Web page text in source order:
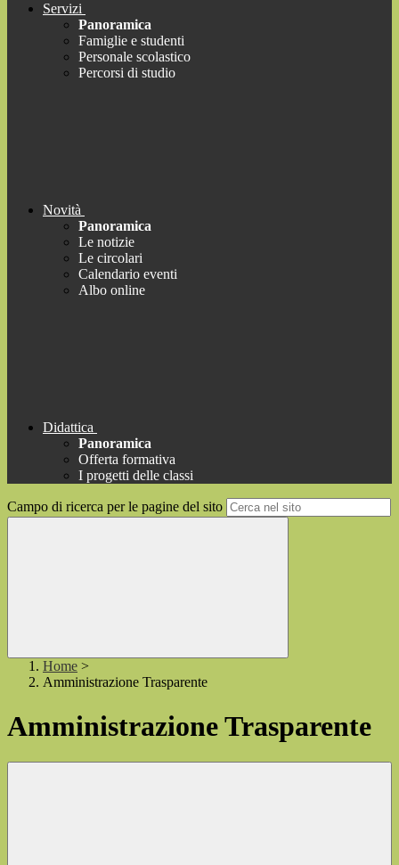
Servizi
Panoramica
Famiglie e studenti
Personale scolastico
Percorsi di studio
Novità
Panoramica
Le notizie
Le circolari
Calendario eventi
Albo online
Didattica
Panoramica
Offerta formativa
I progetti delle classi
Campo di ricerca per le pagine del sito
Home >
Amministrazione Trasparente
Amministrazione Trasparente